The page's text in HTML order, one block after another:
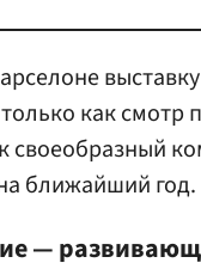
как
своеобразный
ближайший год.
—